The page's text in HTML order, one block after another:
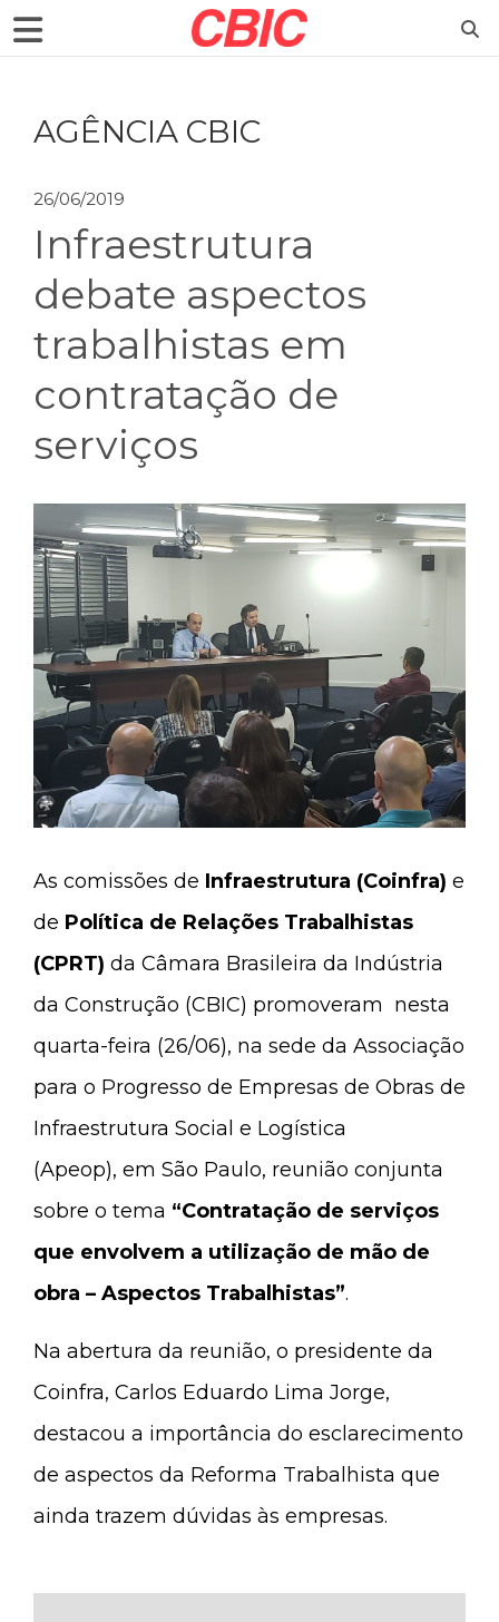
AGÊNCIA CBIC
26/06/2019
Infraestrutura
debate aspectos
trabalhistas em
contratação de
serviços
As comissões de Infraestrutura (Coinfra) e
de Política de Relações Trabalhistas
(CPRT) da Câmara Brasileira da Indústria
da Construção (CBIC) promoveram nesta
quarta-feira (26/06), na sede da Associação
para o Progresso de Empresas de Obras de
Infraestrutura Social e Logística
(Apeop), em São Paulo, reunião conjunta
sobre o tema “Contratação de serviços
que envolvem a utilização de mão de
obra – Aspectos Trabalhistas”.
Na abertura da reunião, o presidente da
Coinfra, Carlos Eduardo Lima Jorge,
destacou a importância do esclarecimento
de aspectos da Reforma Trabalhista que
ainda trazem dúvidas às empresas.